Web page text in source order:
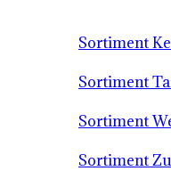
Sortiment
Sortiment
Sortiment
Sortiment